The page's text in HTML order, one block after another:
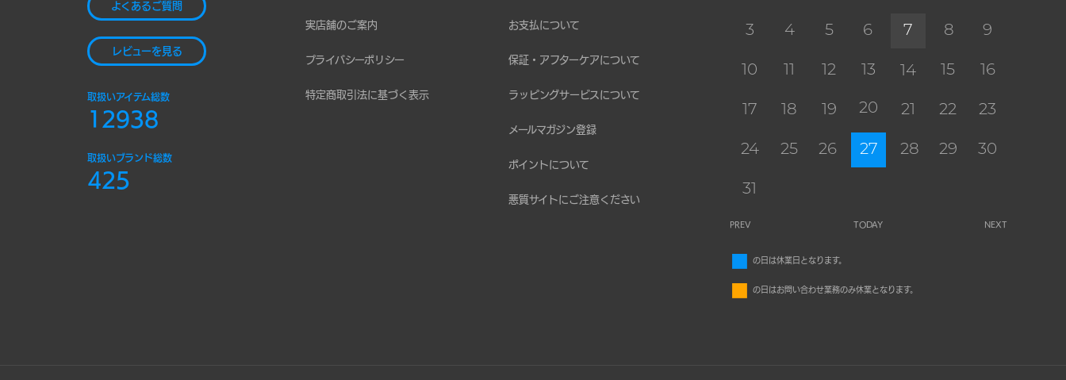
よくあるご質問
レビューを見る
取扱いアイテム総数
12938
取扱いブランド総数
425
実店舗のご案内
プライバシーポリシー
特定商取引法に基づく表示
お支払について
保証・アフターケアについて
ラッピングサービスについて
メールマガジン登録
ポイントについて
悪質サイトにご注意ください
3 4 5 6 7 8 9
10 12 13 14 15 16
17 18 19 20 21 22 23
24 25 26 27 28 29 30
31
PREV TODAY NEXT
の日は休業日となります。
の日はお問い合わせ業務のみ休業となります。